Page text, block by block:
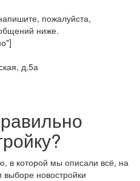
пожалуйста,
ниже.
д.5а
в которой мы описали всё, на
выборе новостройки